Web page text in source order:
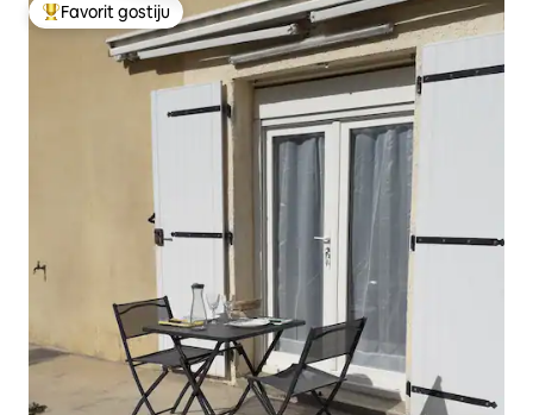
Glavni favorit gostiju
Favorit gostiju